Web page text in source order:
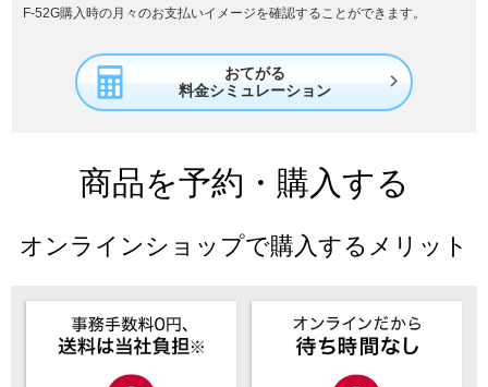
F-52G購入時の月々のお支払いイメージを確認することができます。
おてがる
料金シミュレーション

商品を予約・購入する
オンラインショップで購入するメリット